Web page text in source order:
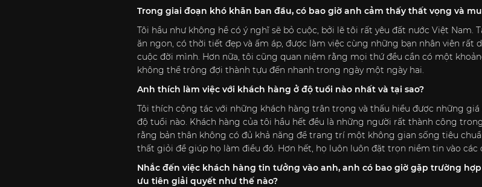
Trong giai đoạn khó khăn ban đầu, có bao giờ anh cảm thấy thất vọng và
Tôi hầu như không hề có ý nghĩ sẽ bỏ cuộc, bởi lẽ tôi rất yêu đất nước Việt Nam.
ăn ngon, có thời tiết đẹp và ấm áp, được làm việc cùng những bạn nhân viên rất
cuộc đời mình. Hơn nữa, tôi cũng quan niệm rằng mọi thứ đều cần có một
không thể trông đợi thành tựu đến nhanh trong ngày một ngày hai.
Anh thích làm việc với khách hàng ở độ tuổi nào nhất và tại sao?
Tôi thích cộng tác với những khách hàng trân trọng và thấu hiểu được những
độ tuổi nào. Khách hàng của tôi hầu hết đều là những người rất thành công
rằng bản thân không có đủ khả năng để trang trí một không gian sống tiêu
thất giỏi để giúp họ làm điều đó. Hơn hết, họ luôn luôn đặt trọn niềm tin vào các
Nhắc đến việc khách hàng tin tưởng vào anh, anh có bao giờ gặp trường
ưu tiên giải quyết như thế nào?